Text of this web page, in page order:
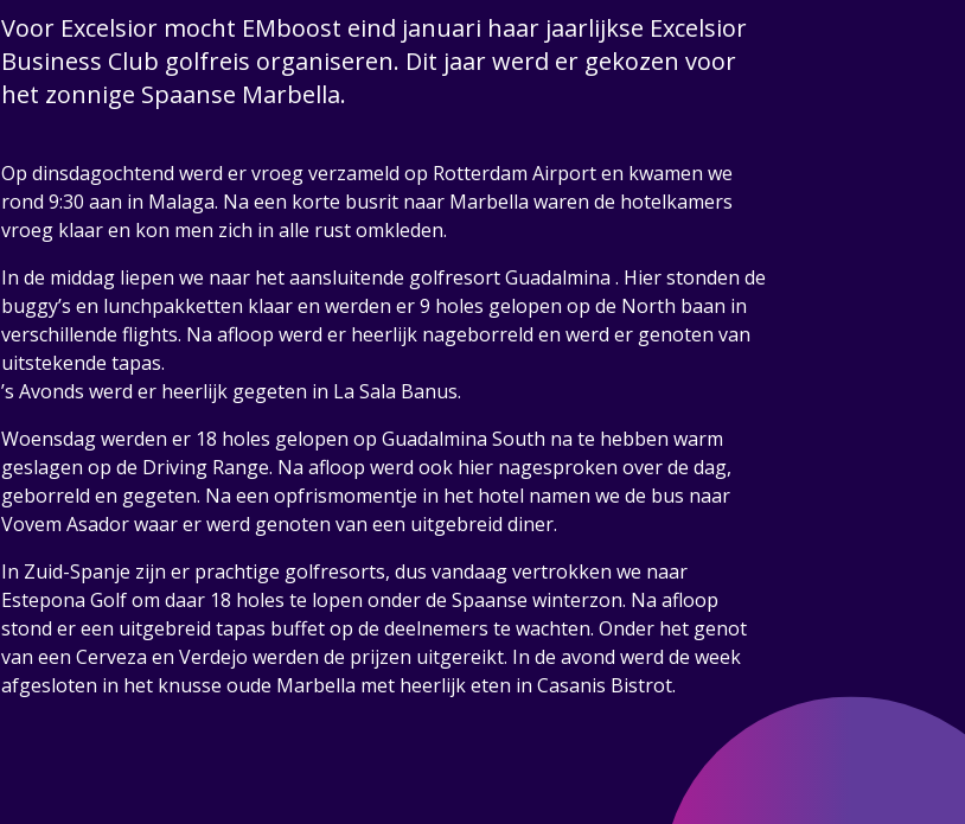
Voor Excelsior mocht EMboost eind januari haar jaarlijkse Excelsior
Business Club golfreis organiseren. Dit jaar werd er gekozen voor
het zonnige Spaanse Marbella.
Op dinsdagochtend werd er vroeg verzameld op Rotterdam Airport en kwamen we
rond 9:30 aan in Malaga. Na een korte busrit naar Marbella waren de hotelkamers
vroeg klaar en kon men zich in alle rust omkleden.
In de middag liepen we naar het aansluitende golfresort Guadalmina . Hier stonden de
buggy’s en lunchpakketten klaar en werden er 9 holes gelopen op de North baan in
verschillende flights. Na afloop werd er heerlijk nageborreld en werd er genoten van
uitstekende tapas.
’s Avonds werd er heerlijk gegeten in La Sala Banus.
Woensdag werden er 18 holes gelopen op Guadalmina South na te hebben warm
geslagen op de Driving Range. Na afloop werd ook hier nagesproken over de dag,
geborreld en gegeten. Na een opfrismomentje in het hotel namen we de bus naar
Vovem Asador waar er werd genoten van een uitgebreid diner.
In Zuid-Spanje zijn er prachtige golfresorts, dus vandaag vertrokken we naar
Estepona Golf om daar 18 holes te lopen onder de Spaanse winterzon. Na afloop
stond er een uitgebreid tapas buffet op de deelnemers te wachten. Onder het genot
van een Cerveza en Verdejo werden de prijzen uitgereikt. In de avond werd de week
afgesloten in het knusse oude Marbella met heerlijk eten in Casanis Bistrot.